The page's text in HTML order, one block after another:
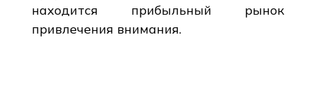
находится прибыльный рынок
привлечения внимания.